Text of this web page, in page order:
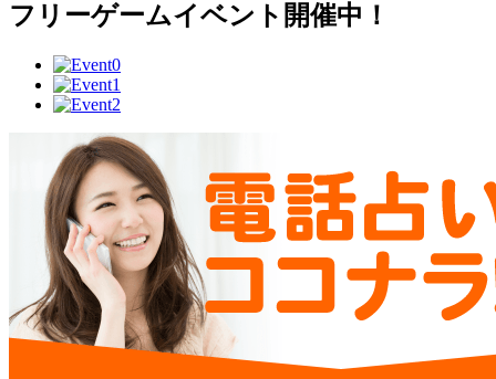
フリーゲームイベント開催中！